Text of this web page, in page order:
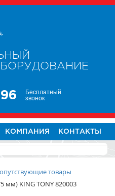
Бесплатный
звонок
КОМПАНИЯ КОНТАКТЫ
товары
мм) KING TONY 820003